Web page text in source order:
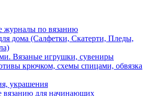
по вязанию
дома (Салфетки, Скатерти, Пледы,
Вязаные игрушки, сувениры
крючком, схемы спицами, обвязка
украшения
вязанию для начинающих